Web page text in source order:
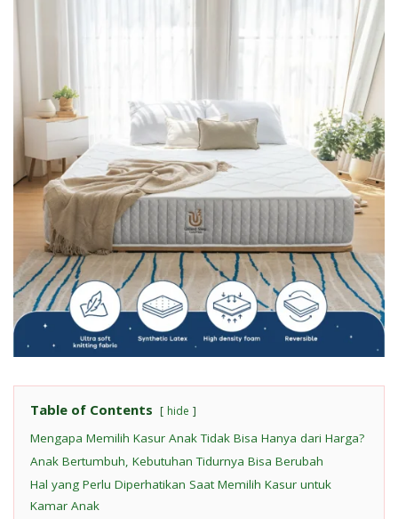
Table of Contents hide
Mengapa Memilih Kasur Anak Tidak Bisa Hanya dari Harga?
Anak Bertumbuh, Kebutuhan Tidurnya Bisa Berubah
Hal yang Perlu Diperhatikan Saat Memilih Kasur untuk
Kamar Anak